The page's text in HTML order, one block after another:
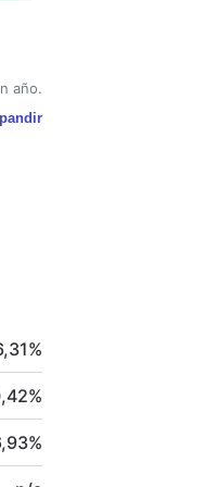
año.
%
%
%